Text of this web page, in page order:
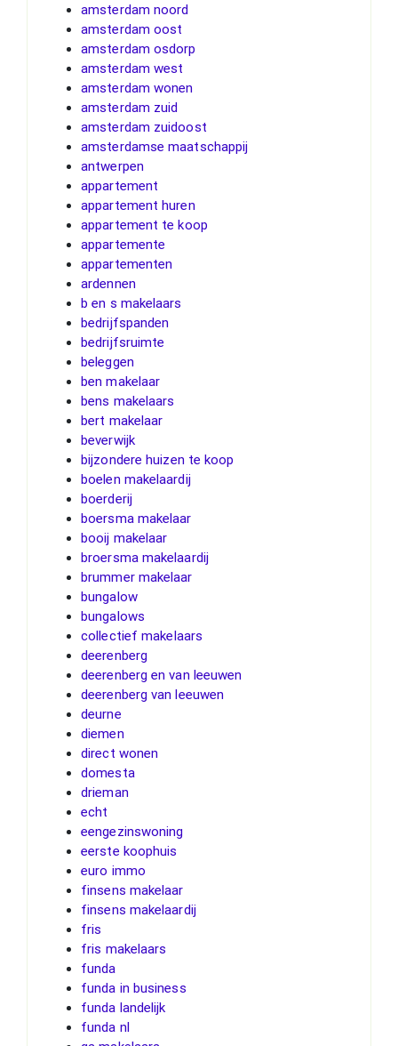
amsterdam noord
amsterdam oost
amsterdam osdorp
amsterdam west
amsterdam wonen
amsterdam zuid
amsterdam zuidoost
amsterdamse maatschappij
antwerpen
appartement
appartement huren
appartement te koop
appartemente
appartementen
ardennen
b en s makelaars
bedrijfspanden
bedrijfsruimte
beleggen
ben makelaar
bens makelaars
bert makelaar
beverwijk
bijzondere huizen te koop
boelen makelaardij
boerderij
boersma makelaar
booij makelaar
broersma makelaardij
brummer makelaar
bungalow
bungalows
collectief makelaars
deerenberg
deerenberg en van leeuwen
deerenberg van leeuwen
deurne
diemen
direct wonen
domesta
drieman
echt
eengezinswoning
eerste koophuis
euro immo
finsens makelaar
finsens makelaardij
fris
fris makelaars
funda
funda in business
funda landelijk
funda nl